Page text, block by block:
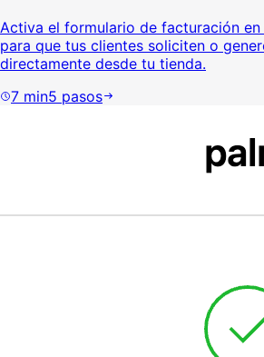
Activa el formulario de facturación
para que tus clientes soliciten o
directamente desde tu tienda.
7 min5 pasos